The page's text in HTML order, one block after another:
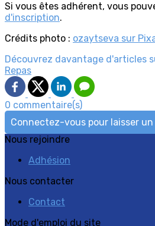
Si vous êtes adhérent, vous
d'inscription.
Crédits photo : ozaytseva sur
Découvrez davantage d'articles
Repas
0 commentaire(s)
Connectez-vous pour laisser
Nous rejoindre
Adhésion
Nous contacter
Contact
Mode d'emploi du site